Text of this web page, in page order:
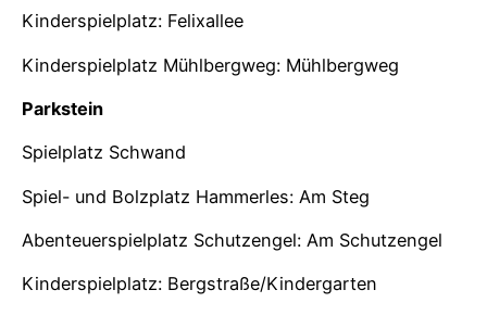
Kinderspielplatz: Felixallee
Kinderspielplatz Mühlbergweg: Mühlbergweg
Parkstein
Spielplatz Schwand
Spiel- und Bolzplatz Hammerles: Am Steg
Abenteuerspielplatz Schutzengel: Am Schutzengel
Kinderspielplatz: Bergstraße/Kindergarten